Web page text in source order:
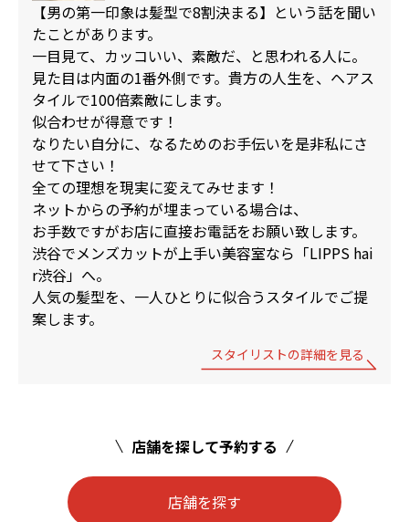
【男の第一印象は髪型で8割決まる】という話を聞い
たことがあります。
一目見て、カッコいい、素敵だ、と思われる人に。
見た目は内面の1番外側です。貴方の人生を、ヘアス
タイルで100倍素敵にします。
似合わせが得意です！
なりたい自分に、なるためのお手伝いを是非私にさ
せて下さい！
全ての理想を現実に変えてみせます！
ネットからの予約が埋まっている場合は、
お手数ですがお店に直接お電話をお願い致します。
渋谷でメンズカットが上手い美容室なら「LIPPS hai
r渋谷」へ。
人気の髪型を、一人ひとりに似合うスタイルでご提
案します。
スタイリストの詳細を見る
店舗を探して予約する
店舗を探す